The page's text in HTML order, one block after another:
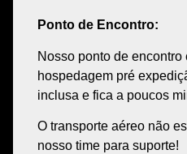
Ponto de Encontro:
Nosso ponto de encontro
hospedagem pré
inclusa e fica a poucos
O transporte aéreo não
nosso time para suporte!